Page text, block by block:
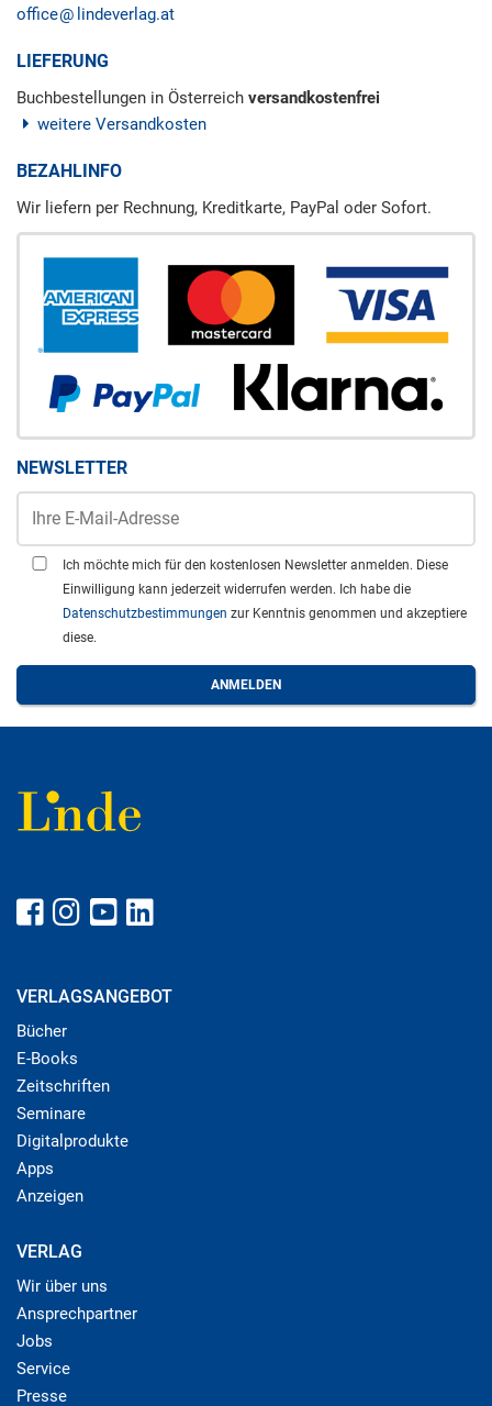
office
lindeverlag.at
LIEFERUNG
Buchbestellungen in Österreich versandkostenfrei
weitere Versandkosten
BEZAHLINFO
Wir liefern per Rechnung, Kreditkarte, PayPal oder Sofort.
NEWSLETTER
Ich möchte mich für den kostenlosen Newsletter anmelden. Diese
Einwilligung kann jederzeit widerrufen werden. Ich habe die
Datenschutzbestimmungen zur Kenntnis genommen und akzeptiere
diese.
VERLAGSANGEBOT
Bücher
E-Books
Zeitschriften
Seminare
Digitalprodukte
Apps
Anzeigen
VERLAG
Wir über uns
Ansprechpartner
Jobs
Service
Presse